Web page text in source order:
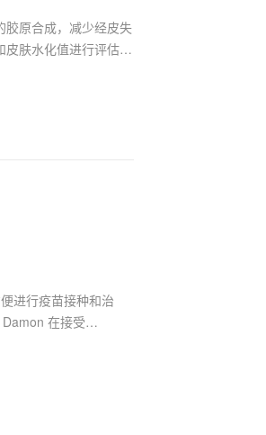
胶原合成，减少经皮失
肤水化值进行评估，
皮损组织角质层的屏
进行疫苗接种和治
在接受